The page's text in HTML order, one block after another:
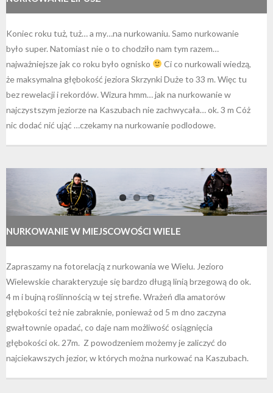
Koniec roku tuż, tuż… a my…na nurkowaniu. Samo nurkowanie
było super. Natomiast nie o to chodziło nam tym razem…
najważniejsze jak co roku było ognisko
Ci co nurkowali wiedzą,
że maksymalna głębokość jeziora Skrzynki Duże to 33 m. Więc tu
bez rewelacji i rekordów. Wizura hmm… jak na nurkowanie w
najczystszym jeziorze na Kaszubach nie zachwycała… ok. 3 m Cóż
nic dodać nić ująć …czekamy na nurkowanie podlodowe.
NURKOWANIE W MIEJSCOWOŚCI WIELE
Zapraszamy na fotorelacją z nurkowania we Wielu. Jezioro
Wielewskie charakteryzuje się bardzo długą linią brzegową do ok.
4 m i bujną roślinnością w tej strefie. Wrażeń dla amatorów
głębokości też nie zabraknie, ponieważ od 5 m dno zaczyna
gwałtownie opadać, co daje nam możliwość osiągnięcia
głębokości ok. 27m. Z powodzeniem możemy je zaliczyć do
najciekawszych jezior, w których można nurkować na Kaszubach.